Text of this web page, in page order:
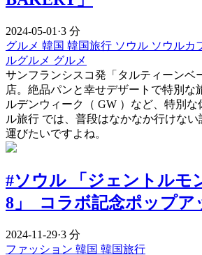
2024-05-01 ·3 分
グルメ 韓国 韓国旅行 ソウル ソウルカ
ルグルメ グルメ
サンフランシスコ発「タルティーンベ
店。絶品パンと幸せデザートで特別な
ルデンウィーク（ GW ）など、特別な
ル旅行 では、普段はなかなか行けな
運びたいですよね。
#ソウル 「ジェントルモ
8」 コラボ記念ポップア
2024-11-29·3 分
ファッション 韓国 韓国旅行